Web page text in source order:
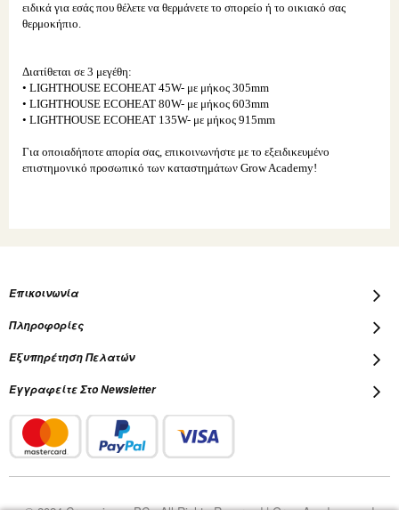
ειδικά για εσάς που θέλετε να θερμάνετε το σπορείο ή το οικιακό σας
θερμοκήπιο.
Διατίθεται σε 3 μεγέθη:
• LIGHTHOUSE ECOHEAT 45W- με μήκος 305mm
• LIGHTHOUSE ECOHEAT 80W- με μήκος 603mm
• LIGHTHOUSE ECOHEAT 135W- με μήκος 915mm
Για οποιαδήποτε απορία σας, επικοινωνήστε με το εξειδικευμένο
επιστημονικό προσωπικό των καταστημάτων Grow Academy!
Επικοινωνία
Πληροφορίες
Εξυπηρέτηση Πελατών
Εγγραφείτε Στο Newsletter
© 2024 Cropscience PC - All Rights Reserved | Grow Academy and